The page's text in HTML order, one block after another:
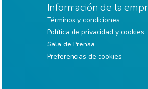
Información de la
Términos y condiciones
Política de privacidad y cookies
Sala de Prensa
Preferencias de cookies